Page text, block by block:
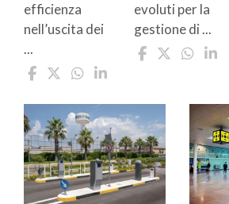
efficienza
nell’uscita dei
...
evoluti per la
gestione di ...